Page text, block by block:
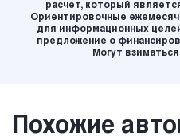
расчет, который
Ориентировочные
для информационных
предложение о
Могут
Похожие